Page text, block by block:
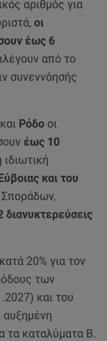
αριθμός για
οι
έως 6
από το
συνεννόησής
και Ρόδο οι
έως 10
ιδιωτική
και του
Σποράδων,
διανυκτερεύσεις
20% για τον
των
και του
τα καταλύματα Β.